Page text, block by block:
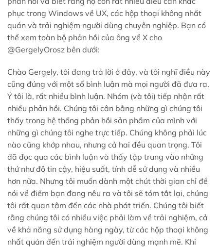
phục trong Windows về UX, các hộp thoại không nhất
quán và trải nghiệm người dùng chuyên nghiệp. Bạn có
thể xem toàn bộ phản hồi của ông về X cho
@GergelyOrosz bên dưới:
Chào Gergely, tôi đang trả lời ở đây, và tôi nghĩ điều này
cũng đúng với một số bình luận mà mọi người đã đưa ra.
Ý tôi là, rất nhiều bình luận. Nhóm (và tôi) tiếp nhận rất
nhiều phản hồi. Chúng tôi cân bằng những gì chúng tôi
thấy trong hệ thống phản hồi sản phẩm của mình với
những gì chúng tôi nghe trực tiếp. Chúng không phải lúc
nào cũng khớp nhau, nhưng cả hai đều quan trọng. Tôi
đã đọc qua các bình luận và thấy tập trung vào những
thứ như độ tin cậy, hiệu suất, tính dễ sử dụng và nhiều
hơn nữa. Nhưng tôi muốn dành một chút thời gian chỉ để
nói về điểm bạn đang nêu ra và tôi sẽ tóm tắt lại, chúng
tôi rất quan tâm đến các nhà phát triển. Chúng tôi biết
rằng chúng tôi có nhiều việc phải làm về trải nghiệm, cả
về khả năng sử dụng hàng ngày, từ các hộp thoại không
nhất quán đến trải nghiệm người dùng mạnh mẽ. Khi